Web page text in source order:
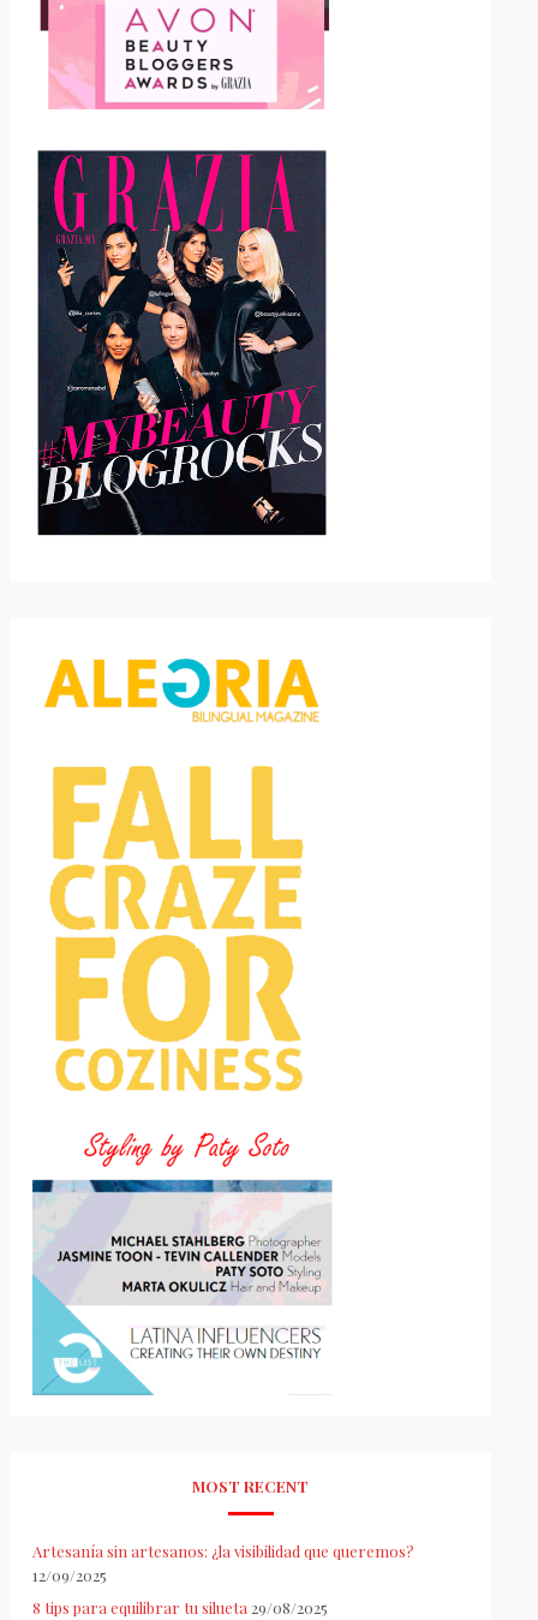
MOST RECENT
Artesanía sin artesanos: ¿la visibilidad que queremos?
12/09/2025
8 tips para equilibrar tu silueta 29/08/2025